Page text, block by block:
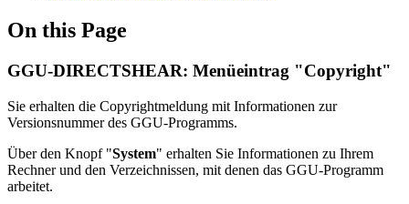
On this Page
GGU-DIRECTSHEAR: Menüeintrag "Copyright"
Sie erhalten die Copyrightmeldung mit Informationen zur
Versionsnummer des GGU-Programms.
Über den Knopf "System" erhalten Sie Informationen zu Ihrem
Rechner und den Verzeichnissen, mit denen das GGU-Programm
arbeitet.